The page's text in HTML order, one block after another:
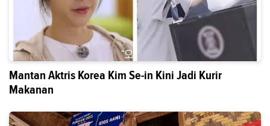
Mantan Aktris Korea Kim Se-in Kini Jadi Kurir
Makanan